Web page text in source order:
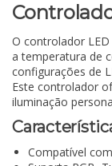
O controlador
a temperatura de
configurações de
Este controlador
iluminação
Compatível